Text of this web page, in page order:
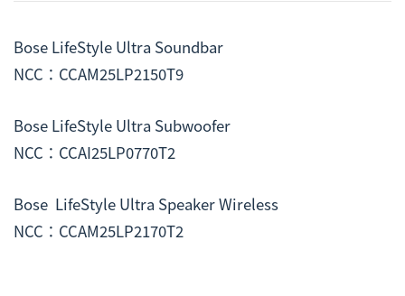
Bose LifeStyle Ultra Soundbar
NCC：CCAM25LP2150T9
Bose LifeStyle Ultra Subwoofer
NCC：CCAI25LP0770T2
Bose  LifeStyle Ultra Speaker Wireless
NCC：CCAM25LP2170T2